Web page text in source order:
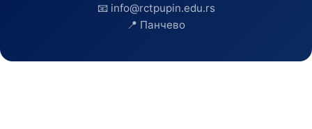
📧 info@rctpupin.edu.rs
📍 Панчево